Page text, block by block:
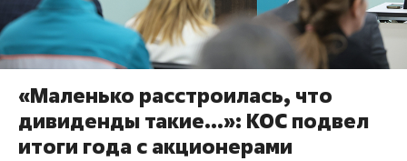
«Маленько расстроилась, что
дивиденды такие…»: КОС подвел
итоги года с акционерами